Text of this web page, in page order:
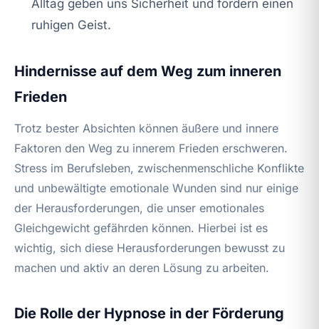
Alltag geben uns Sicherheit und fördern einen
ruhigen Geist.
Hindernisse auf dem Weg zum inneren
Frieden
Trotz bester Absichten können äußere und innere
Faktoren den Weg zu innerem Frieden erschweren.
Stress im Berufsleben, zwischenmenschliche Konflikte
und unbewältigte emotionale Wunden sind nur einige
der Herausforderungen, die unser emotionales
Gleichgewicht gefährden können. Hierbei ist es
wichtig, sich diese Herausforderungen bewusst zu
machen und aktiv an deren Lösung zu arbeiten.
Die Rolle der Hypnose in der Förderung